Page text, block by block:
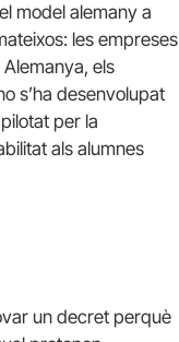
model alemany a
les empreses
els
s’ha desenvolupat
per la
als alumnes
un decret perquè